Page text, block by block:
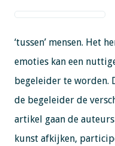
‘tussen’ mensen. Het
emoties kan een
begeleider te worden.
de begeleider de
artikel gaan de
kunst afkijken,